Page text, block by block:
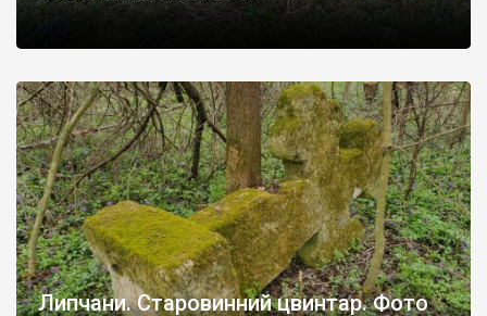
Липчани. Старовинний цвинтар. Фото